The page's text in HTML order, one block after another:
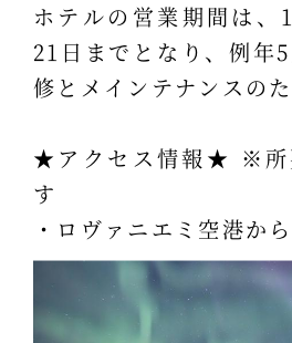
ホテルの営業期間は、
21日までとなり、例年
修とメインテナンスの
★アクセス情報★ ※所
す
・ロヴァニエミ空港か